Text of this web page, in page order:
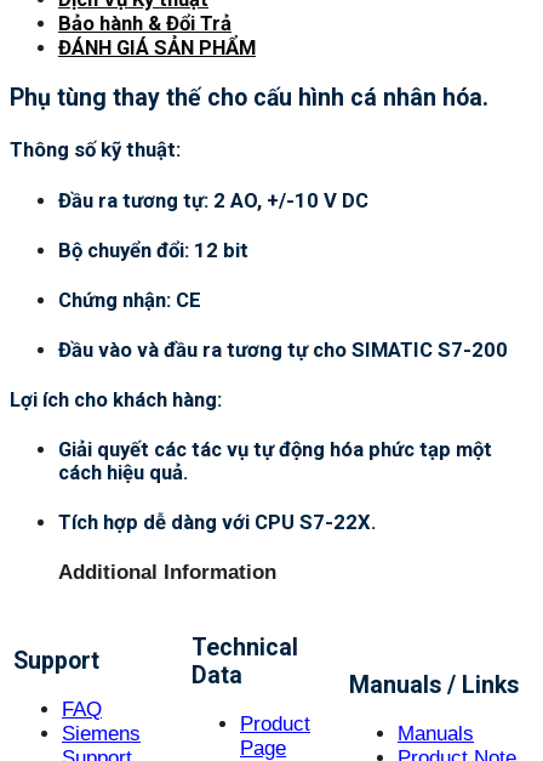
Bảo hành & Đổi Trả
ĐÁNH GIÁ SẢN PHẨM
Phụ tùng thay thế cho cấu hình cá nhân hóa.
Thông số kỹ thuật:
Đầu ra tương tự: 2 AO, +/-10 V DC
Bộ chuyển đổi: 12 bit
Chứng nhận: CE
Đầu vào và đầu ra tương tự cho SIMATIC S7-200
Lợi ích cho khách hàng:
Giải quyết các tác vụ tự động hóa phức tạp một
cách hiệu quả.
Tích hợp dễ dàng với CPU S7-22X.
Additional Information
Support
FAQ
Siemens
Technical
Data
Product
Page
Manuals / Links
Manuals